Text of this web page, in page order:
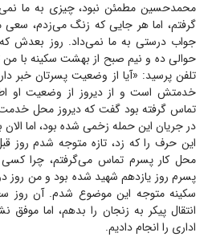
محمد‌حسین مطمئن نبود، چیزی به ما
گرفتم، اما هر جایی که زنگ می‌زدم، سعی
جواب درستی به ما نمی‌داد. روز بعدش که
حوالی ده و نیم صبح از بهشت سکینه با
تلفن پرسید: «آیا از وضعیت پسرتان خبر
خدمتش است و از دیروز از وضعیت او
تماس گرفته بود گفت که دیروز محل خدمت
در جریان این حمله زخمی شده بود، اما
این حرف را که زد، تازه متوجه شدم روز
محل کار پسرم تماس می‌گرفتم، چرا
پسرم روز یازدهم شهید شده بود و من روز
سکینه متوجه این موضوع شدم. آن روز
انتقال پیکر به زنجان را بدهم، اما
اداری را انجام دادیم.